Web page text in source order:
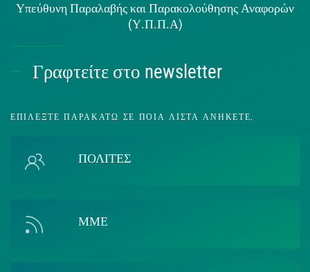
Υπεύθυνη Παραλαβής και Παρακολούθησης Αναφορών
(Υ.Π.Π.Α)
Γραφτείτε στο newsletter
ΕΠΙΛΈΞΤΕ ΠΑΡΑΚΆΤΩ ΣΕ ΠΟΙΑ ΛΊΣΤΑ ΑΝΉΚΕΤΕ.
ΠΟΛΙΤΕΣ
ΜΜΕ